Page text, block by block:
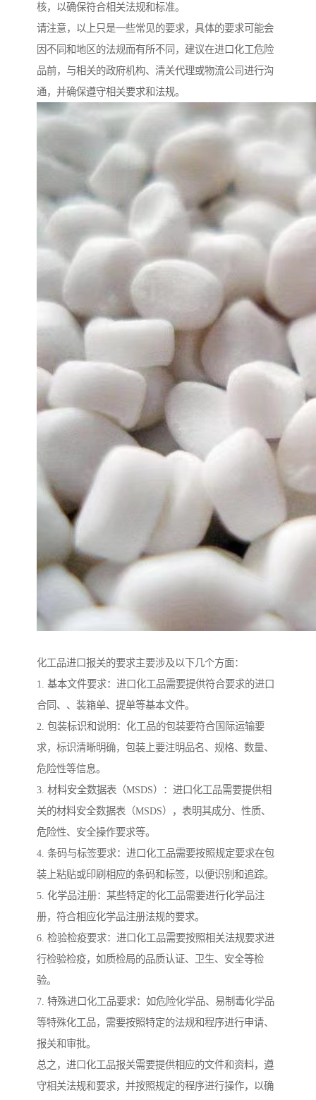
核，以确保符合相关法规和标准。
请注意，以上只是一些常见的要求，具体的要求可能会
因不同和地区的法规而有所不同，建议在进口化工危险
品前，与相关的政府机构、清关代理或物流公司进行沟
通，并确保遵守相关要求和法规。
化工品进口报关的要求主要涉及以下几个方面：
1. 基本文件要求：进口化工品需要提供符合要求的进口
合同、、装箱单、提单等基本文件。
2. 包装标识和说明：化工品的包装要符合国际运输要
求，标识清晰明确，包装上要注明品名、规格、数量、
危险性等信息。
3. 材料安全数据表（MSDS）：进口化工品需要提供相
关的材料安全数据表（MSDS），表明其成分、性质、
危险性、安全操作要求等。
4. 条码与标签要求：进口化工品需要按照规定要求在包
装上粘贴或印刷相应的条码和标签，以便识别和追踪。
5. 化学品注册：某些特定的化工品需要进行化学品注
册，符合相应化学品注册法规的要求。
6. 检验检疫要求：进口化工品需要按照相关法规要求进
行检验检疫，如质检局的品质认证、卫生、安全等检
验。
7. 特殊进口化工品要求：如危险化学品、易制毒化学品
等特殊化工品，需要按照特定的法规和程序进行申请、
报关和审批。
总之，进口化工品报关需要提供相应的文件和资料，遵
守相关法规和要求，并按照规定的程序进行操作，以确